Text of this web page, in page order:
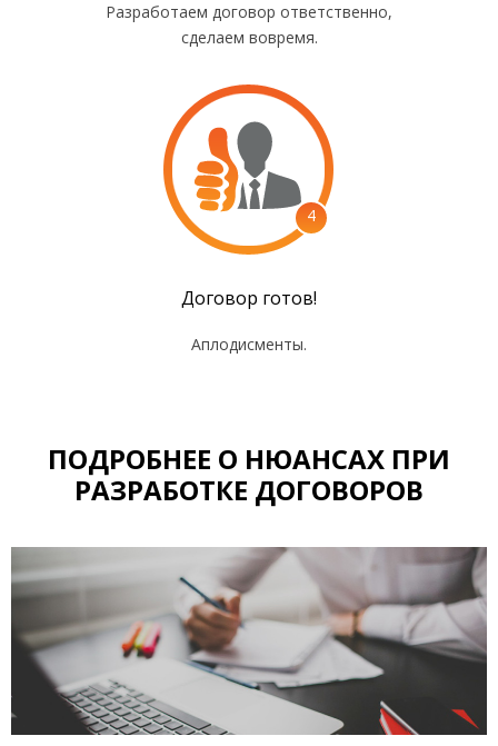
Разработаем договор ответственно,
сделаем вовремя.
4
Договор готов!
Аплодисменты.
ПОДРОБНЕЕ О НЮАНСАХ ПРИ
РАЗРАБОТКЕ ДОГОВОРОВ